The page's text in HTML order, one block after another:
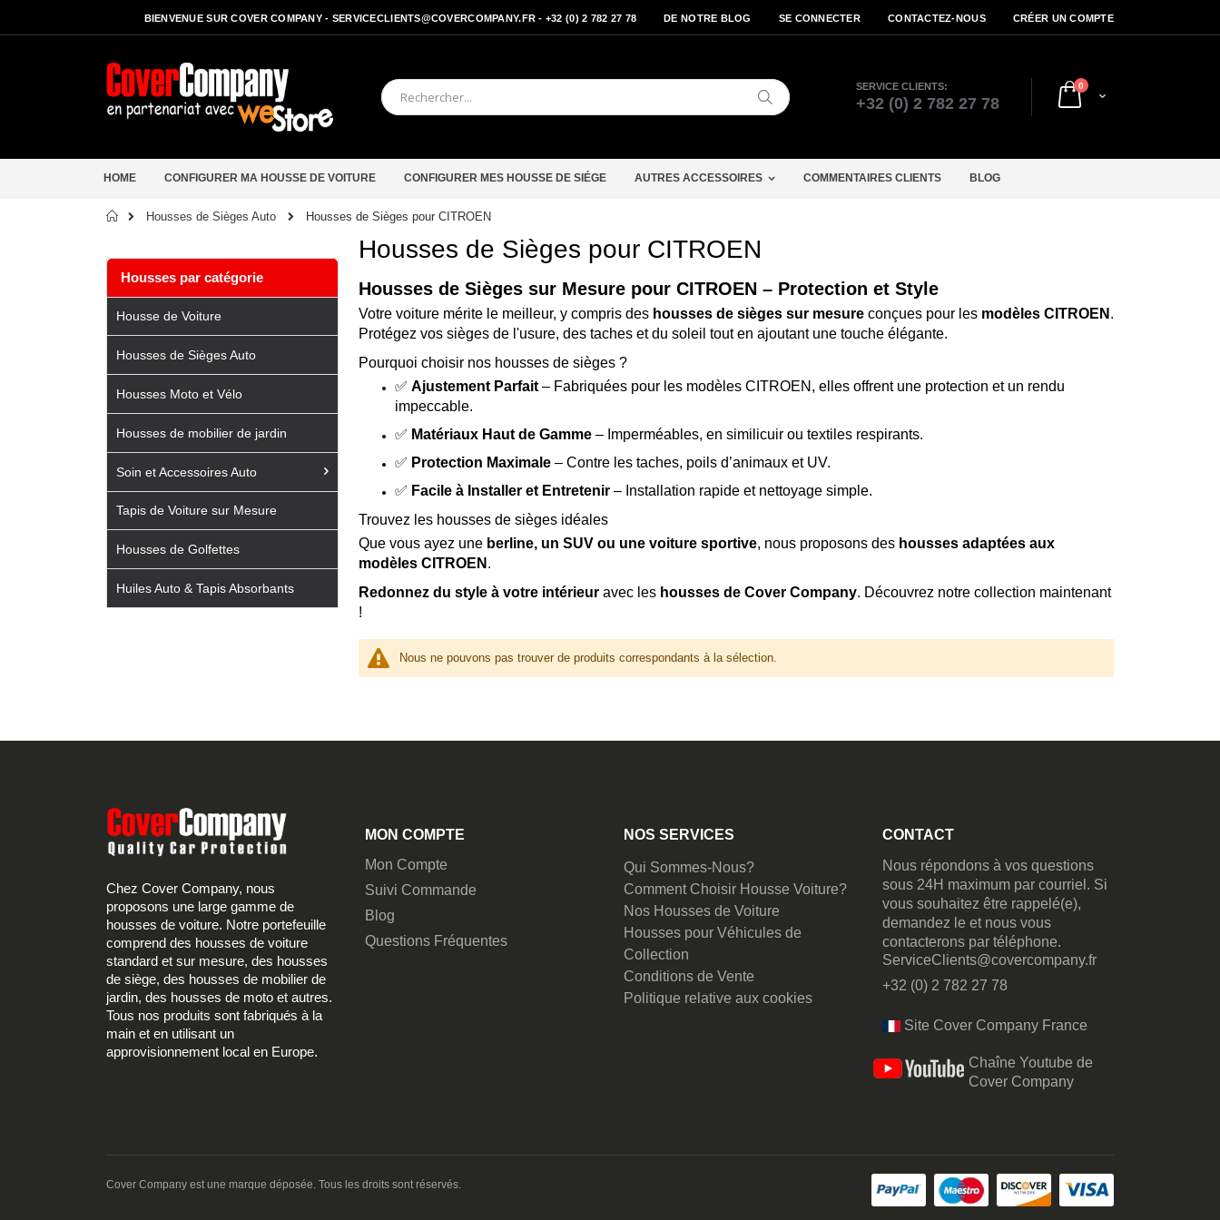
BIENVENUE SUR COVER COMPANY - SERVICECLIENTS@COVERCOMPANY.FR - +32 (0) 2 782 27 78 DE NOTRE BLOG SE CONNECTER CONTACTEZ-NOUS CRÉER UN COMPTE
Cart
0articles
Chercher
SERVICE CLIENTS:
+32 (0) 2 782 27 78
HOME CONFIGURER MA HOUSSE DE VOITURE CONFIGURER MES HOUSSE DE SIÉGE AUTRES ACCESSOIRES COMMENTAIRES CLIENTS BLOG
Accueil
Housses de Sièges Auto Housses de Sièges pour CITROEN
Housses de Sièges pour CITROEN
Housses de Sièges sur Mesure pour CITROEN – Protection et Style
Votre voiture mérite le meilleur, y compris des housses de sièges sur mesureconçues pour les modèles CITROEN .
Protégez vos sièges de l'usure, des taches et du soleil tout en ajoutant une touche élégante.
Pourquoi choisir nos housses de sièges ?
✅ Ajustement Parfait– Fabriquées pour les modèles CITROEN, elles offrent une protection et un rendu
impeccable.
✅ Matériaux Haut de Gamme– Imperméables, en similicuir ou textiles respirants.
✅ Protection Maximale– Contre les taches, poils d’animaux et UV.
✅ Facile à Installer et Entretenir– Installation rapide et nettoyage simple.
Trouvez les housses de sièges idéales
Que vous ayez une berline, un SUV ou une voiture sportive, nous proposons des housses adaptées aux
modèles CITROEN .
Redonnez du style à votre intérieuravec les housses de Cover Company. Découvrez notre collection maintenant
!
Nous ne pouvons pas trouver de produits correspondants à la sélection.
Housses par catégorie
Housse de Voiture
Housses de Sièges Auto
Housses Moto et Vélo
Housses de mobilier de jardin
Soin et Accessoires Auto
Tapis de Voiture sur Mesure
Housses de Golfettes
Huiles Auto & Tapis Absorbants
Chez Cover Company, nous
proposons une large gamme de
housses de voiture. Notre portefeuille
comprend des housses de voiture
standard et sur mesure, des housses
de siège, des housses de mobilier de
jardin, des housses de moto et autres.
Tous nos produits sont fabriqués à la
main et en utilisant un
approvisionnement local en Europe.
MON COMPTE
Mon Compte
Suivi Commande
Blog
Questions Fréquentes
NOS SERVICES
Qui Sommes-Nous?
Comment Choisir Housse Voiture?
Nos Housses de Voiture
Housses pour Véhicules de
Collection
Conditions de Vente
Politique relative aux cookies
CONTACT
Nous répondons à vos questions
sous 24H maximum par courriel. Si
vous souhaitez être rappelé(e),
demandez le et nous vous
contacterons par téléphone.
ServiceClients@covercompany.fr
+32 (0) 2 782 27 78
Site Cover Company France
Chaîne Youtube de
Cover Company
Cover Company est une marque déposée. Tous les droits sont réservés.